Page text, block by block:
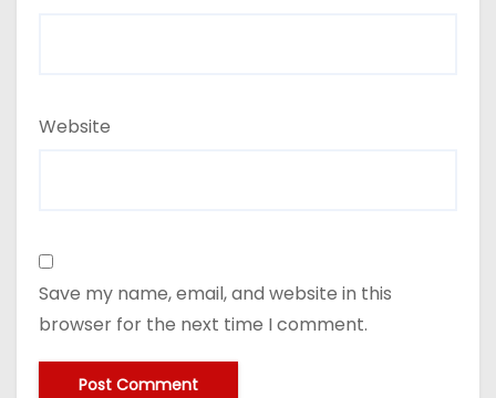
Website
Save my name, email, and website in this
browser for the next time I comment.